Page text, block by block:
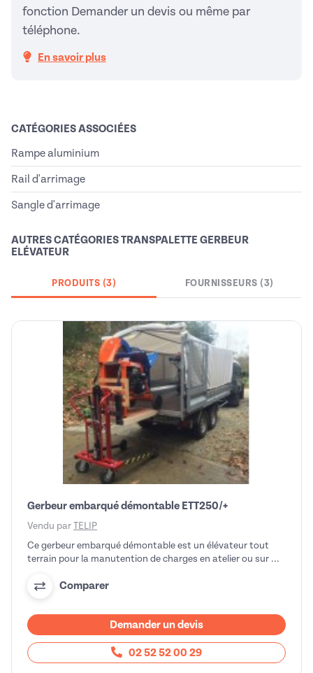
fonction Demander un devis ou même par
téléphone.
En savoir plus
CATÉGORIES ASSOCIÉES
Rampe aluminium
Rail d'arrimage
Sangle d'arrimage
AUTRES CATÉGORIES TRANSPALETTE GERBEUR
ELÉVATEUR
PRODUITS (3) FOURNISSEURS (3)
Gerbeur embarqué démontable ETT250/+
Vendu par TELIP
Ce gerbeur embarqué démontable est un élévateur tout
terrain pour la manutention de charges en atelier ou sur ...
Comparer
Demander un devis
02 52 52 00 29